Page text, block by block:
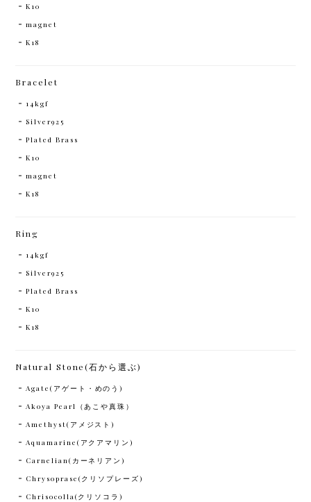
K10
magnet
K18
Bracelet
14kgf
Silver925
Plated Brass
K10
magnet
K18
Ring
14kgf
Silver925
Plated Brass
K10
K18
Natural Stone(石から選ぶ)
Agate(アゲート・めのう)
Akoya Pearl（あこや真珠）
Amethyst(アメジスト)
Aquamarine(アクアマリン)
Carnelian(カーネリアン)
Chrysoprase(クリソプレーズ)
Chrisocolla(クリソコラ)